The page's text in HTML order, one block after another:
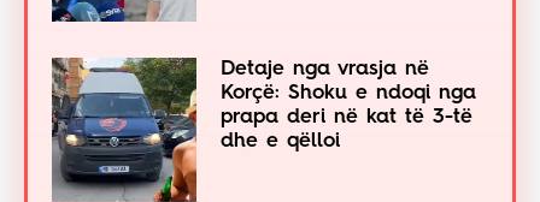
Detaje nga vrasja në
Korçë: Shoku e ndoqi nga
prapa deri në kat të 3-të
dhe e qëlloi